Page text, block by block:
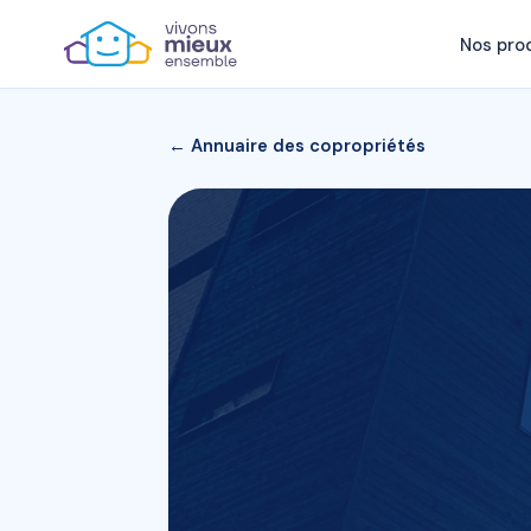
Nos
← Annuaire des copropriétés